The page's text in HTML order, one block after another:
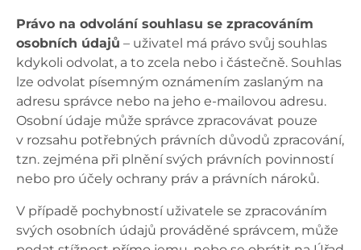
Právo na odvolání souhlasu se zpracováním
osobních údajů – uživatel má právo svůj souhlas
kdykoli odvolat, a to zcela nebo i částečně. Souhlas
lze odvolat písemným oznámením zaslaným na
adresu správce nebo na jeho e-mailovou adresu.
Osobní údaje může správce zpracovávat pouze
v rozsahu potřebných právních důvodů zpracování,
tzn. zejména při plnění svých právních povinností
nebo pro účely ochrany práv a právních nároků.
V případě pochybností uživatele se zpracováním
svých osobních údajů prováděné správcem, může